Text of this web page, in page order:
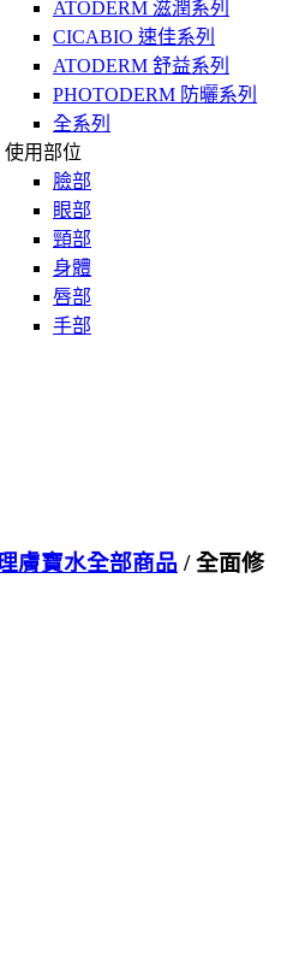
ATODERM 滋潤系列
CICABIO 速佳系列
ATODERM 舒益系列
PHOTODERM 防曬系列
全系列
使用部位
臉部
眼部
頸部
身體
唇部
手部
膚寶水全部商品 / 全面修